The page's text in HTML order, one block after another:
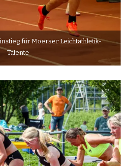
für Moerser Leichtathletik-
Talente